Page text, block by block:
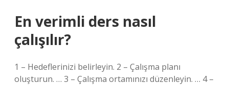
En verimli ders nasıl
çalışılır?
1 – Hedeflerinizi belirleyin. 2 – Çalışma planı
oluşturun. … 3 – Çalışma ortamınızı düzenleyin. … 4 –